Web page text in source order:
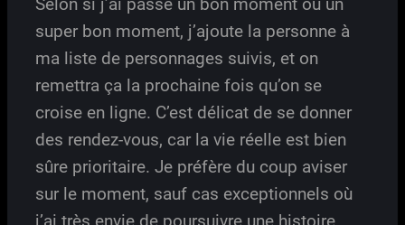
Selon si j’ai passé un bon moment ou un
super bon moment, j’ajoute la personne à
ma liste de personnages suivis, et on
remettra ça la prochaine fois qu’on se
croise en ligne. C’est délicat de se donner
des rendez-vous, car la vie réelle est bien
sûre prioritaire. Je préfère du coup aviser
sur le moment, sauf cas exceptionnels où